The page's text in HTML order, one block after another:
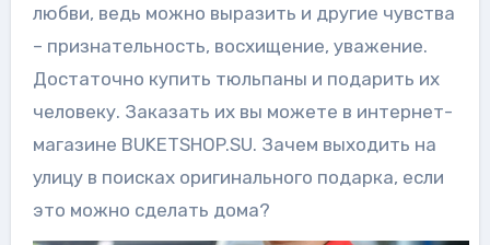
любви, ведь можно выразить и другие чувства
– признательность, восхищение, уважение.
Достаточно купить тюльпаны и подарить их
человеку. Заказать их вы можете в интернет-
магазине BUKETSHOP.SU. Зачем выходить на
улицу в поисках оригинального подарка, если
это можно сделать дома?